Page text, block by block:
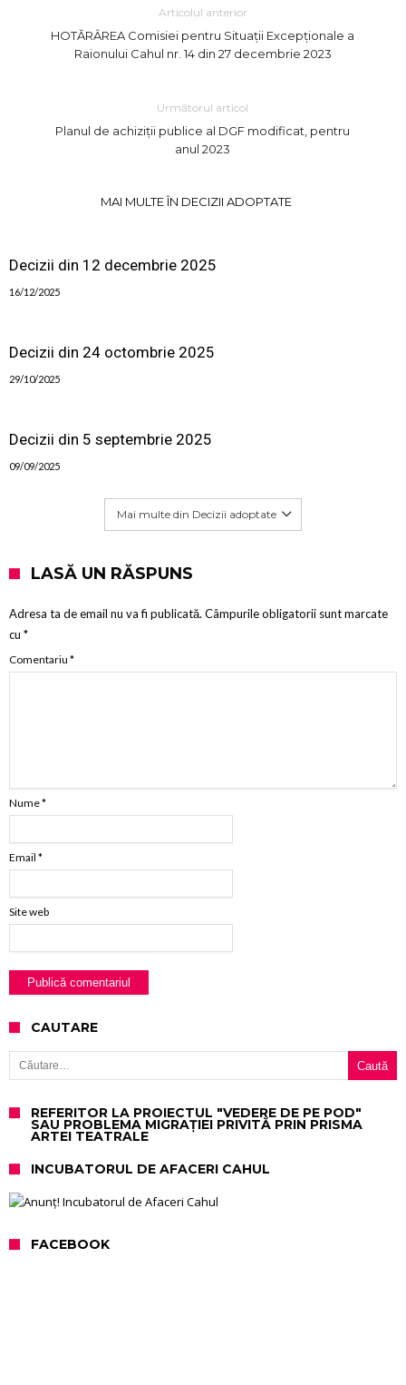
Articolul anterior
HOTĂRÂREA Comisiei pentru Situații Excepționale a
Raionului Cahul nr. 14 din 27 decembrie 2023
Următorul articol
Planul de achiziții publice al DGF modificat, pentru
anul 2023
MAI MULTE ÎN DECIZII ADOPTATE
Decizii din 12 decembrie 2025
16/12/2025
Decizii din 24 octombrie 2025
29/10/2025
Decizii din 5 septembrie 2025
09/09/2025
Mai multe din Decizii adoptate
LASĂ UN RĂSPUNS
Adresa ta de email nu va fi publicată. Câmpurile obligatorii sunt marcate
cu *
Comentariu *
Nume*
Email *
Site web
CAUTARE
Caută după:
REFERITOR LA PROIECTUL "VEDERE DE PE POD"
SAU PROBLEMA MIGRAȚIEI PRIVITĂ PRIN PRISMA
ARTEI TEATRALE
INCUBATORUL DE AFACERI CAHUL
FACEBOOK